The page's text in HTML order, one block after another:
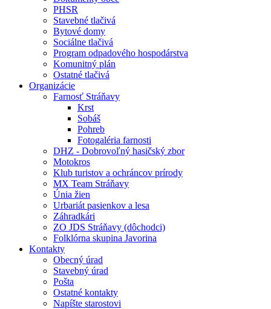
PHSR
Stavebné tlačivá
Bytové domy
Sociálne tlačivá
Program odpadového hospodárstva
Komunitný plán
Ostatné tlačivá
Organizácie
Farnosť Stráňavy
Krst
Sobáš
Pohreb
Fotogaléria farnosti
DHZ - Dobrovoľný hasičský zbor
Motokros
Klub turistov a ochráncov prírody
MX Team Stráňavy
Únia žien
Urbariát pasienkov a lesa
Záhradkári
ZO JDS Stráňavy (dôchodci)
Folklórna skupina Javorina
Kontakty
Obecný úrad
Stavebný úrad
Pošta
Ostatné kontakty
Napíšte starostovi